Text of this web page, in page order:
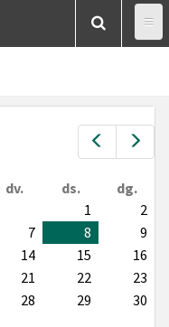
Prev
dv. ds.
dg.
1
2
7 8
9
14 15
16
21 22
23
28 29
30